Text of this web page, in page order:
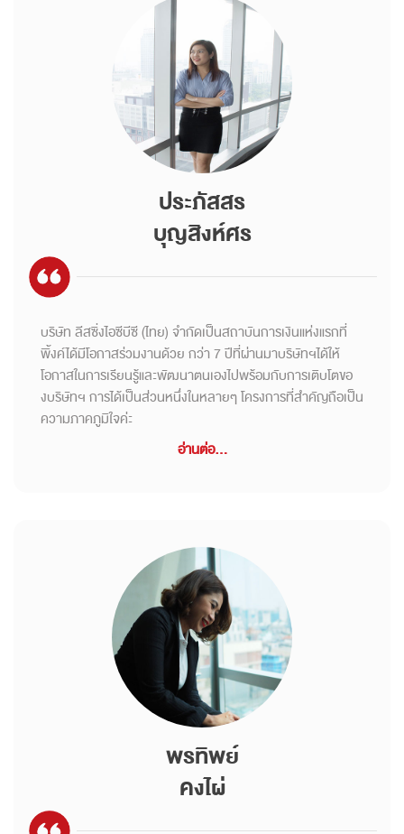
ประภัสสร
บุญสิงห์ศร
บริษัท ลีสซิ่งไอซีบีซี (ไทย) จำกัดเป็นสถาบันการเงินแห่งแรกที่
พิ้งค์ได้มีโอกาสร่วมงานด้วย กว่า 7 ปีที่ผ่านมาบริษัทฯได้ให้
โอกาสในการเรียนรู้และพัฒนาตนเองไปพร้อมกับการเติบโตขอ
งบริษัทฯ การได้เป็นส่วนหนึ่งในหลายๆ โครงการที่สำคัญถือเป็น
ความภาคภูมิใจค่ะ
อ่านต่อ...
พรทิพย์
คงไผ่